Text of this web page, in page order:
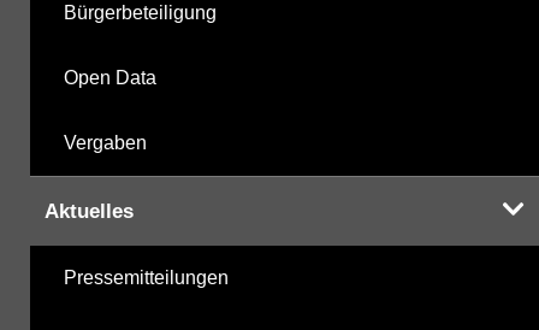
Bürgerbeteiligung
Open Data
Vergaben
Aktuelles
Pressemitteilungen